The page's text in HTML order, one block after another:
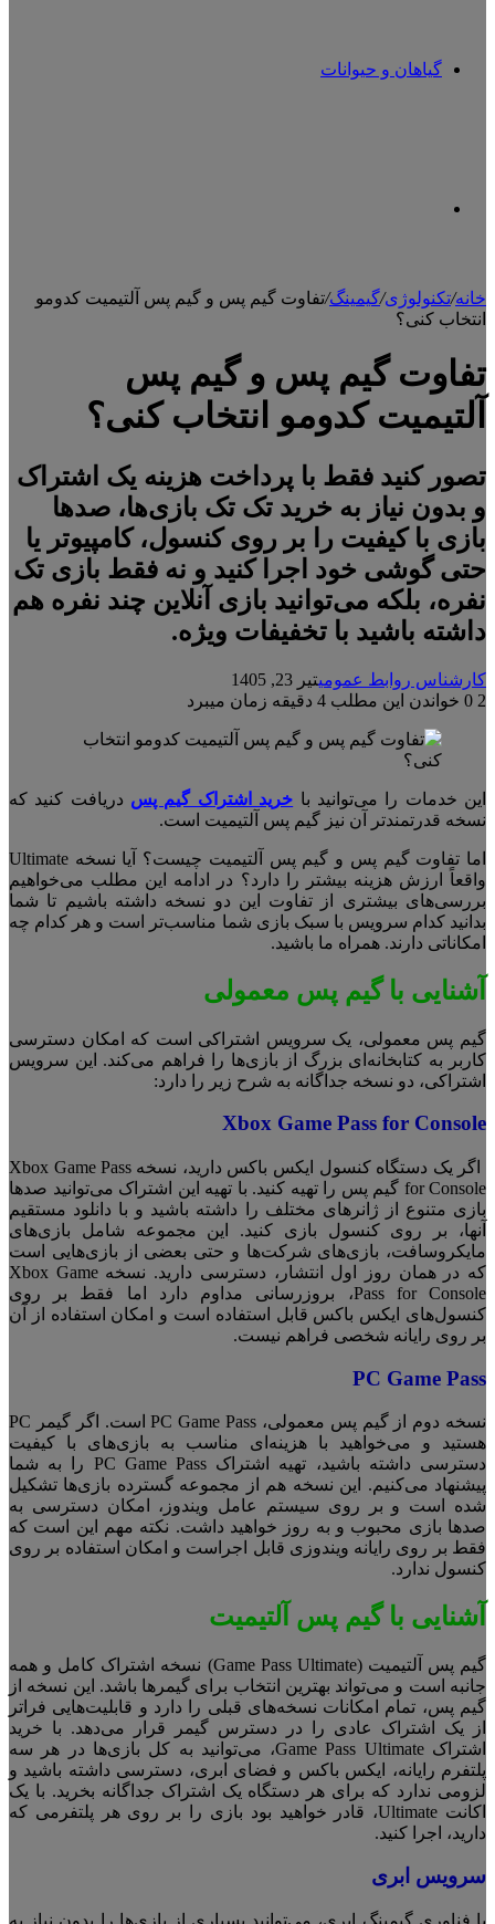
گیاهان و حیوانات
پوسته
خانه/تکنولوژی/گیمینگ/تفاوت گیم پس و گیم پس آلتیمیت کدومو
انتخاب کنی؟
تفاوت گیم پس و گیم پس
آلتیمیت کدومو انتخاب کنی؟
تصور کنید فقط با پرداخت هزینه یک اشتراک
و بدون نیاز به خرید تک تک بازی‌ها، صدها
بازی با کیفیت را بر روی کنسول، کامپیوتر یا
حتی گوشی خود اجرا کنید و نه فقط بازی تک
نفره، بلکه می‌توانید بازی آنلاین چند نفره هم
داشته باشید با تخفیفات ویژه.
کارشناس روابط عمومیتیر 23, 1405
2
خواندن این مطلب 4 دقیقه زمان میبرد
این خدمات را می‌توانید با خرید اشتراک گیم پس دریافت کنید که
نسخه قدرتمندتر آن نیز گیم پس آلتیمیت است.
اما تفاوت گیم پس و گیم پس آلتیمیت چیست؟ آیا نسخه Ultimate
واقعاً ارزش هزینه بیشتر را دارد؟ در ادامه این مطلب می‌خواهیم
بررسی‌های بیشتری از تفاوت این دو نسخه داشته باشیم تا شما
بدانید کدام سرویس با سبک بازی شما مناسب‌تر است و هر کدام چه
امکاناتی دارند. همراه ما باشید.
آشنایی با گیم پس معمولی
گیم پس معمولی، یک سرویس اشتراکی است که امکان دسترسی
کاربر به کتابخانه‌ای بزرگ از بازی‌ها را فراهم می‌کند. این سرویس
اشتراکی، دو نسخه جداگانه به شرح زیر را دارد:
Xbox Game Pass for Console
اگر یک دستگاه کنسول ایکس باکس دارید، نسخه Xbox Game Pass
for Console گیم پس را تهیه کنید. با تهیه این اشتراک می‌توانید صدها
بازی متنوع از ژانرهای مختلف را داشته باشید و با دانلود مستقیم
آنها، بر روی کنسول بازی کنید. این مجموعه شامل بازی‌های
مایکروسافت، بازی‌های شرکت‌ها و حتی بعضی از بازی‌هایی است
که در همان روز اول انتشار، دسترسی دارید. نسخه Xbox Game
Pass for Console، بروزرسانی مداوم دارد اما فقط بر روی
کنسول‌های ایکس باکس قابل استفاده است و امکان استفاده از آن
بر روی رایانه شخصی فراهم نیست.
PC Game Pass
نسخه دوم از گیم پس معمولی، PC Game Pass است. اگر گیمر PC
هستید و می‌خواهید با هزینه‌ای مناسب به بازی‌های با کیفیت
دسترسی داشته باشید، تهیه اشتراک PC Game Pass را به شما
پیشنهاد می‌کنیم. این نسخه هم از مجموعه گسترده بازی‌ها تشکیل
شده است و بر روی سیستم عامل ویندوز، امکان دسترسی به
صدها بازی محبوب و به روز خواهید داشت. نکته مهم این است که
فقط بر روی رایانه ویندوزی قابل اجراست و امکان استفاده بر روی
کنسول ندارد.
آشنایی با گیم پس آلتیمیت
گیم پس آلتیمیت (Game Pass Ultimate) نسخه اشتراک کامل و همه
جانبه است و می‌تواند بهترین انتخاب برای گیمرها باشد. این نسخه از
گیم پس، تمام امکانات نسخه‌های قبلی را دارد و قابلیت‌هایی فراتر
از یک اشتراک عادی را در دسترس گیمر قرار می‌دهد. با خرید
اشتراک Game Pass Ultimate، می‌توانید به کل بازی‌ها در هر سه
پلتفرم رایانه، ایکس باکس و فضای ابری، دسترسی داشته باشید و
لزومی ندارد که برای هر دستگاه یک اشتراک جداگانه بخرید. با یک
اکانت Ultimate، قادر خواهید بود بازی را بر روی هر پلتفرمی که
دارید، اجرا کنید.
سرویس ابری
با فناوری گیمینگ ابری، می‌توانید بسیاری از بازی‌ها را بدون نیاز به